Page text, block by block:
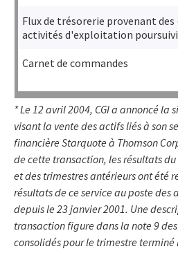
Flux de trésorerie provenant des
activités d'exploitation
Carnet de commandes
* Le 12 avril 2004, CGI a annoncé
visant la vente des actifs liés à son
financière Starquote à Thomson
de cette transaction, les résultats
et des trimestres antérieurs ont été
résultats de ce service au poste
depuis le 23 janvier 2001. Une
transaction figure dans la note 9
consolidés pour le trimestre terminé